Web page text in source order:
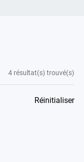
4 résultat(s) trouvé(s)
Réinitialiser